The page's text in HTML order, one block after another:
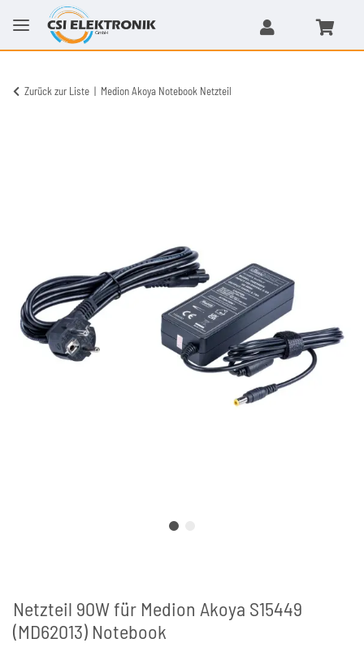
Zurück zur Liste Medion Akoya Notebook Netzteil
Netzteil 90W für Medion Akoya S15449
(MD62013) Notebook